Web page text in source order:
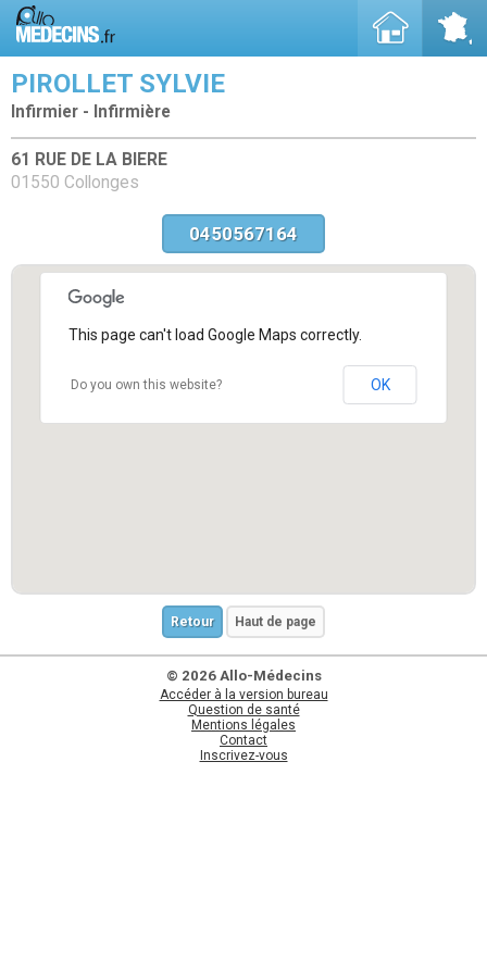
PIROLLET SYLVIE
Infirmier - Infirmière
61 RUE DE LA BIERE
01550 Collonges
0450567164
This page can't load Google Maps correctly.
Do you own this website? OK
Retour Haut de page
© 2026 Allo-Médecins
Accéder à la version bureau
Question de santé
Mentions légales
Contact
Inscrivez-vous